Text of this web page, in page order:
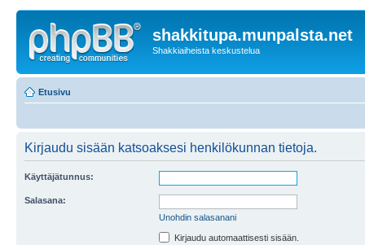
shakkitupa.munpalsta.net
Shakkiaiheista keskustelua
Etusivu
Kirjaudu sisään katsoaksesi henkilökunnan tietoja.
Käyttäjätunnus:
Salasana:
Unohdin salasanani
Kirjaudu automaattisesti sisään.